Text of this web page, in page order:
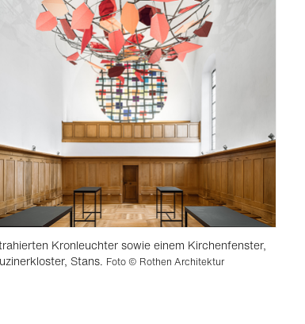
Kronleuchter sowie einem Kirchenfenster,
Stans. Foto © Rothen Architektur